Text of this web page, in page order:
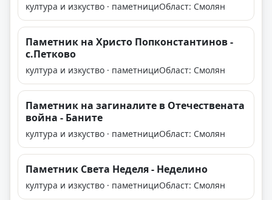
култура и изкуство · паметнициОбласт: Смолян
Паметник на Христо Попконстантинов -
с.Петково
култура и изкуство · паметнициОбласт: Смолян
Паметник на загиналите в Отечествената
война - Баните
култура и изкуство · паметнициОбласт: Смолян
Паметник Света Неделя - Неделино
култура и изкуство · паметнициОбласт: Смолян